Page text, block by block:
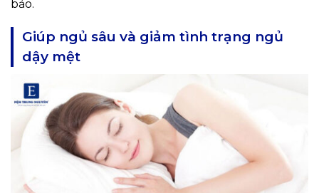
bảo.
Giúp ngủ sâu và giảm tình trạng ngủ
dậy mệt